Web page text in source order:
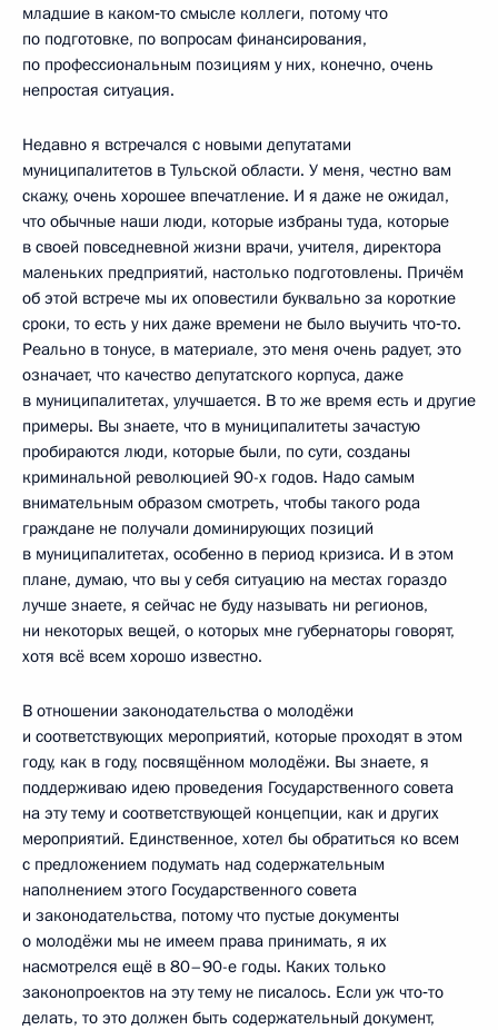
младшие в каком‑то смысле коллеги, потому что
по подготовке, по вопросам финансирования,
по профессиональным позициям у них, конечно, очень
непростая ситуация.
Недавно я встречался с новыми депутатами
муниципалитетов в Тульской области. У меня, честно вам
скажу, очень хорошее впечатление. И я даже не ожидал,
что обычные наши люди, которые избраны туда, которые
в своей повседневной жизни врачи, учителя, директора
маленьких предприятий, настолько подготовлены. Причём
об этой встрече мы их оповестили буквально за короткие
сроки, то есть у них даже времени не было выучить что‑то.
Реально в тонусе, в материале, это меня очень радует, это
означает, что качество депутатского корпуса, даже
в муниципалитетах, улучшается. В то же время есть и другие
примеры. Вы знаете, что в муниципалитеты зачастую
пробираются люди, которые были, по сути, созданы
криминальной революцией 90-х годов. Надо самым
внимательным образом смотреть, чтобы такого рода
граждане не получали доминирующих позиций
в муниципалитетах, особенно в период кризиса. И в этом
плане, думаю, что вы у себя ситуацию на местах гораздо
лучше знаете, я сейчас не буду называть ни регионов,
ни некоторых вещей, о которых мне губернаторы говорят,
хотя всё всем хорошо известно.
В отношении законодательства о молодёжи
и соответствующих мероприятий, которые проходят в этом
году, как в году, посвящённом молодёжи. Вы знаете, я
поддерживаю идею проведения Государственного совета
на эту тему и соответствующей концепции, как и других
мероприятий. Единственное, хотел бы обратиться ко всем
с предложением подумать над содержательным
наполнением этого Государственного совета
и законодательства, потому что пустые документы
о молодёжи мы не имеем права принимать, я их
насмотрелся ещё в 80–90-е годы. Каких только
законопроектов на эту тему не писалось. Если уж что‑то
делать, то это должен быть содержательный документ,